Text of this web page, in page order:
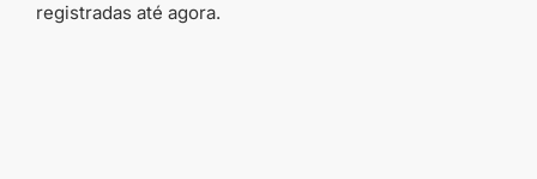
registradas até agora.